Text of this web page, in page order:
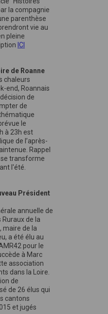
la compagnie
parenthèse
vie au
pleine
ICI
de Roanne
chaleurs
end, Roannais
de
de
le
à 23h est
de l’après-
Rappel
se transforme
l'été.
Président
annuelle de
Ruraux de la
maire de la
a été élu au
pour le
à Marc
association
dans la Loire.
de
de 26 élus qui
cantons
et jugés